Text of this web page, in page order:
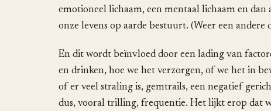
emotioneel lichaam, een mentaal lichaam en dan
onze levens op aarde bestuurt. (Weer een andere
En dit wordt beïnvloed door een lading van
en drinken, hoe we het verzorgen, of we het in
of er veel straling is, gemtrails, een negatief
dus, vooral trilling, frequentie. Het lijkt erop dat